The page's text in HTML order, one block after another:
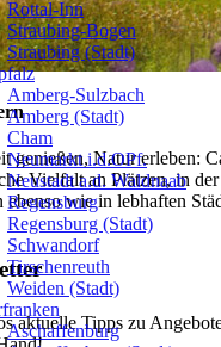
genießen, Natur erleben:
Vielfalt an Plätzen, in
ebenso wie in lebhaften
aktuelle Tipps zu
Rottal-Inn
Straubing-Bogen
Straubing (Stadt)
Amberg-Sulzbach
Amberg (Stadt)
Cham
Neumarkt i.d.OPf.
Neustadt a.d. Waldnaab
Regensburg
Regensburg (Stadt)
Schwandorf
Tirschenreuth
Weiden (Stadt)
Aschaffenburg